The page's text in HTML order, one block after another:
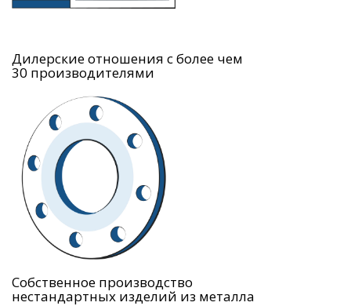
Дилерские отношения с более чем
30 производителями
Собственное производство
нестандартных изделий из металла